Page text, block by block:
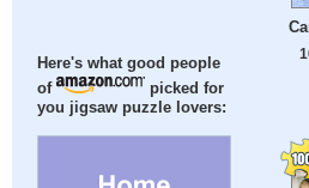
Here's what good people
of
picked for
you jigsaw puzzle lovers: